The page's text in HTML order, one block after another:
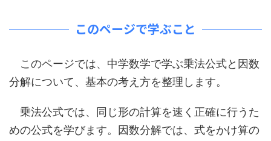
このページで学ぶこと
このページでは、中学数学で学ぶ乗法公式と因数
分解について、基本の考え方を整理します。
乗法公式では、同じ形の計算を速く正確に行うた
めの公式を学びます。因数分解では、式をかけ算の